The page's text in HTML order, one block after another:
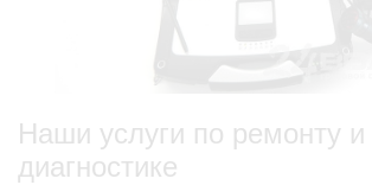
Наши услуги по ремонту и
диагностике